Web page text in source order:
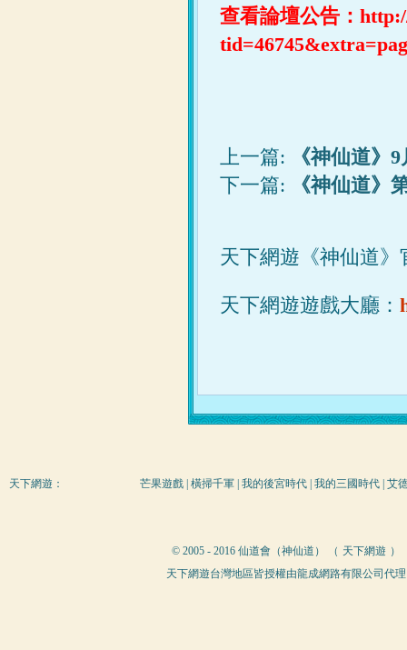
查看論壇公告：
上一篇:
《神仙道》
下一篇:
《神仙道》
天下網遊《神仙道》
天下網遊遊戲大廳：
天下網遊 ： 芒果遊戲 橫掃千軍 我的後宮時代 我的三國時代 艾
© 2005 - 2016 仙道會（神仙道） （ 天下網遊 ）
天下網遊台灣地區皆授權由龍成網路有限公司代理